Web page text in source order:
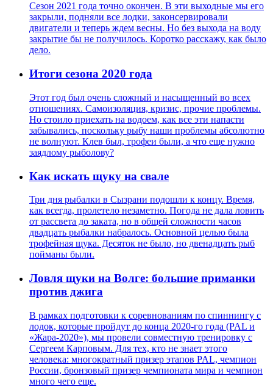
Сезон 2021 года точно окончен. В эти выходные мы его
закрыли, подняли все лодки, законсервировали
двигатели и теперь ждем весны. Но без выхода на воду
закрытие бы не получилось. Коротко расскажу, как было
дело.
Итоги сезона 2020 года
Этот год был очень сложный и насыщенный во всех
отношениях. Самоизоляция, кризис, прочие проблемы.
Но стоило приехать на водоем, как все эти напасти
забывались, поскольку рыбу наши проблемы абсолютно
не волнуют. Клев был, трофеи были, а что еще нужно
заядлому рыболову?
Как искать щуку на свале
Три дня рыбалки в Сызрани подошли к концу. Время,
как всегда, пролетело незаметно. Погода не дала ловить
от рассвета до заката, но в общей сложности часов
двадцать рыбалки набралось. Основной целью была
трофейная щука. Десяток не было, но двенадцать рыб
пойманы были.
Ловля щуки на Волге: большие приманки
против джига
В рамках подготовки к соревнованиям по спиннингу с
лодок, которые пройдут до конца 2020-го года (PAL и
«Жара-2020»), мы провели совместную тренировку с
Сергеем Карповым. Для тех, кто не знает этого
человека: многократный призер этапов PAL, чемпион
России, бронзовый призер чемпионата мира и чемпион
много чего еще.